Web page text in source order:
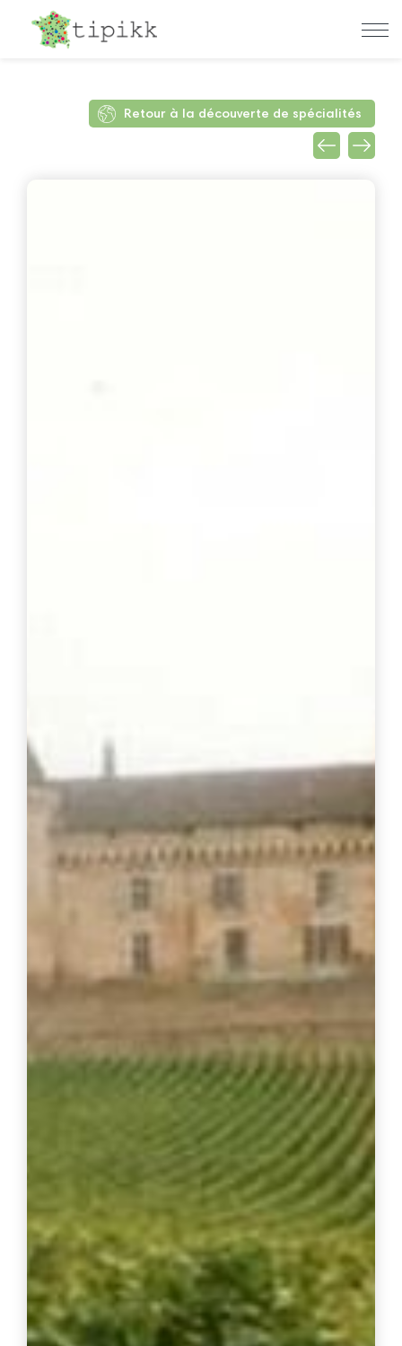
Retour à la découverte de spécialités